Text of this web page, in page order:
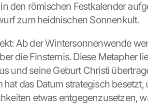
den römischen Festkalender
zum heidnischen Sonnenkult.
Ab der Wintersonnenwende
die Finsternis. Diese Metapher
und seine Geburt Christi
das Datum strategisch besetzt,
etwas entgegenzusetzen,